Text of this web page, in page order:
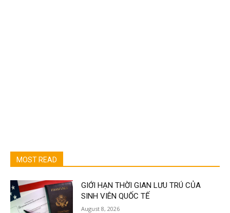
MOST READ
GIỚI HẠN THỜI GIAN LƯU TRÚ CỦA
SINH VIÊN QUỐC TẾ
August 8, 2026